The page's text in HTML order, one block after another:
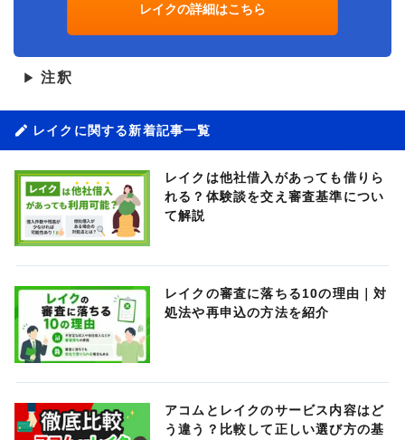
レイクの詳細はこちら
▶ 注釈
レイクに関する新着記事一覧
レイクは他社借入があっても借りら
れる？体験談を交え審査基準につい
て解説
レイクの審査に落ちる10の理由｜対
処法や再申込の方法を紹介
アコムとレイクのサービス内容はど
う違う？比較して正しい選び方の基